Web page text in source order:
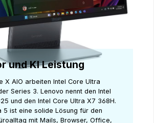
und KI Leistung
X AIO arbeiten Intel Core Ultra
Series 3. Lenovo nennt den Intel
und den Intel Core Ultra X7 368H.
5 ist eine solide Lösung für den
mit Mails, Browser, Office,